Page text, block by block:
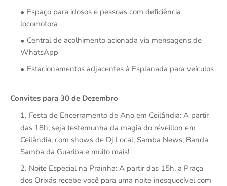
Espaço para idosos e pessoas com deficiência
locomotora
Central de acolhimento acionada via mensagens de
WhatsApp
Estacionamentos adjacentes à Esplanada para veículos
Convites para 30 de Dezembro
Festa de Encerramento de Ano em Ceilândia: A partir
das 18h, seja testemunha da magia do réveillon em
Ceilândia, com shows de Dj Local, Samba News, Banda
Samba da Guariba e muito mais!
Noite Especial na Prainha: A partir das 15h, a Praça
dos Orixás recebe você para uma noite inesquecível com